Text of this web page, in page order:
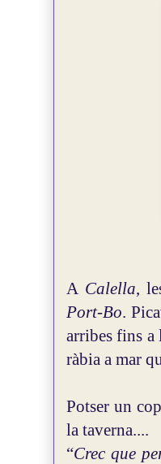
A Calella,
Port-Bo.
arribes fins a
ràbia a mar
Potser un
la taverna....
“Crec que